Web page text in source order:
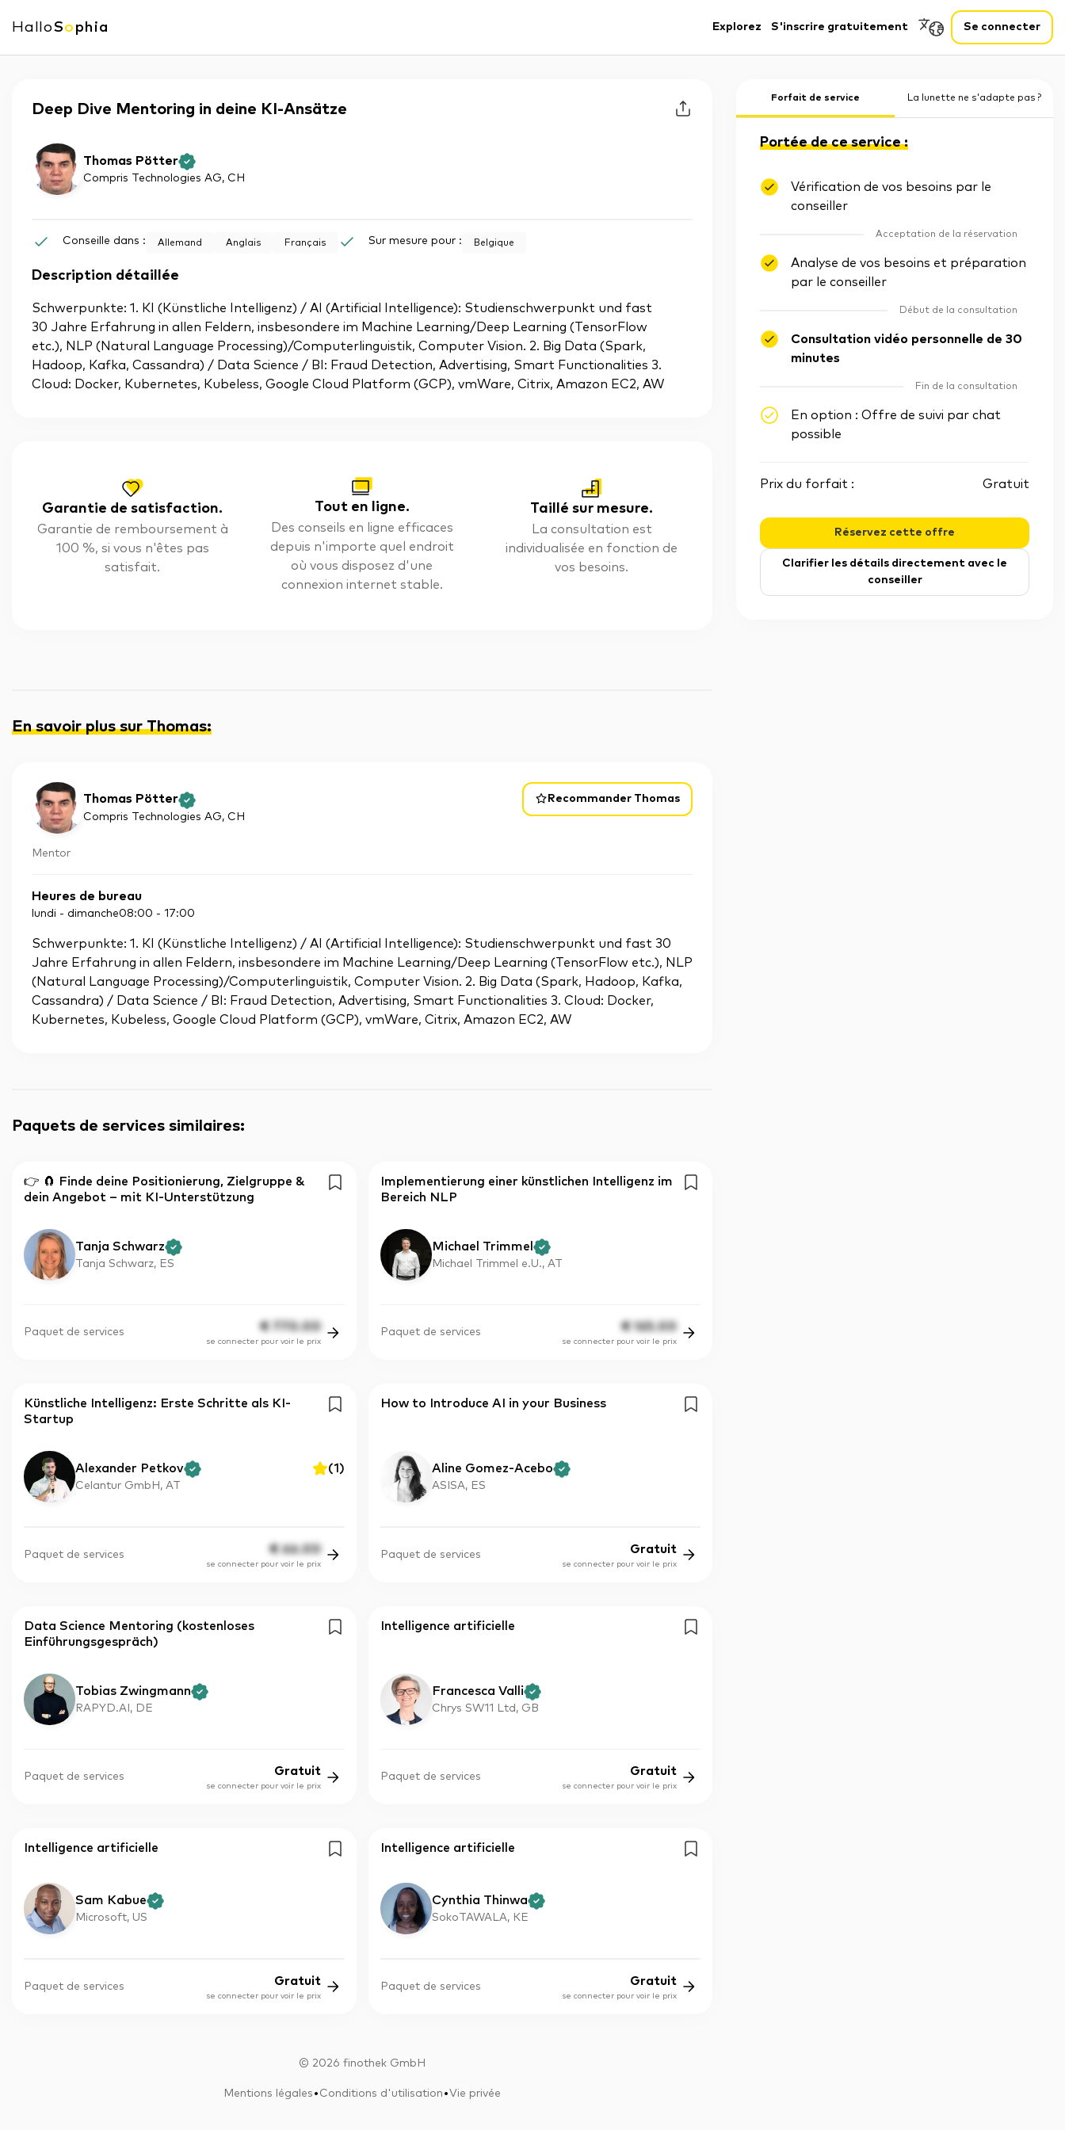
HalloSo phia Explorez S'inscrire gratuitement Se connecter
Deep Dive Mentoring in deine KI-Ansätze
Thomas Pötter
Compris Technologies AG, CH
Conseille dans : Allemand Anglais Français Sur mesure pour : Belgique
Description détaillée
Schwerpunkte: 1. KI (Künstliche Intelligenz) / AI (Artificial Intelligence): Studienschwerpunkt und fast
30 Jahre Erfahrung in allen Feldern, insbesondere im Machine Learning/Deep Learning (TensorFlow
etc.), NLP (Natural Language Processing)/Computerlinguistik, Computer Vision. 2. Big Data (Spark,
Hadoop, Kafka, Cassandra) / Data Science / BI: Fraud Detection, Advertising, Smart Functionalities 3.
Cloud: Docker, Kubernetes, Kubeless, Google Cloud Platform (GCP), vmWare, Citrix, Amazon EC2, AW
Garantie de satisfaction.
Garantie de remboursement à
100 %, si vous n'êtes pas
satisfait.
Tout en ligne.
Des conseils en ligne efficaces
depuis n'importe quel endroit
où vous disposez d'une
connexion internet stable.
Taillé sur mesure.
La consultation est
individualisée en fonction de
vos besoins.
En savoir plus sur Thomas:
Thomas Pötter
Compris Technologies AG, CH
Mentor
Heures de bureau
lundi - dimanche08:00 - 17:00
Recommander Thomas
Schwerpunkte: 1. KI (Künstliche Intelligenz) / AI (Artificial Intelligence): Studienschwerpunkt und fast 30
Jahre Erfahrung in allen Feldern, insbesondere im Machine Learning/Deep Learning (TensorFlow etc.), NLP
(Natural Language Processing)/Computerlinguistik, Computer Vision. 2. Big Data (Spark, Hadoop, Kafka,
Cassandra) / Data Science / BI: Fraud Detection, Advertising, Smart Functionalities 3. Cloud: Docker,
Kubernetes, Kubeless, Google Cloud Platform (GCP), vmWare, Citrix, Amazon EC2, AW
Paquets de services similaires:
👉 🧲 Finde deine Positionierung, Zielgruppe &
dein Angebot – mit KI-Unterstützung
Tanja Schwarz
Tanja Schwarz, ES
Paquet de services € 770.00
se connecter pour voir le prix
Implementierung einer künstlichen Intelligenz im
Bereich NLP
Michael Trimmel
Michael Trimmel e.U., AT
Paquet de services € 165.00
se connecter pour voir le prix
Künstliche Intelligenz: Erste Schritte als KI-
Startup
Alexander Petkov (1)
Celantur GmbH, AT
Paquet de services € 66.00
se connecter pour voir le prix
How to Introduce AI in your Business
Aline Gomez-Acebo
ASISA, ES
Paquet de services Gratuit
se connecter pour voir le prix
Data Science Mentoring (kostenloses
Einführungsgespräch)
Tobias Zwingmann
RAPYD.AI, DE
Paquet de services Gratuit
se connecter pour voir le prix
Intelligence artificielle
Francesca Valli
Chrys SW11 Ltd, GB
Paquet de services Gratuit
se connecter pour voir le prix
Intelligence artificielle
Sam Kabue
Microsoft, US
Paquet de services Gratuit
se connecter pour voir le prix
Intelligence artificielle
Cynthia Thinwa
SokoTAWALA, KE
Paquet de services Gratuit
se connecter pour voir le prix
© 2026 finothek GmbH
Mentions légales • Conditions d'utilisation •Vie privée
Forfait de service La lunette ne s'adapte pas ?
Portée de ce service :
Vérification de vos besoins par le
conseiller
Acceptation de la réservation
Analyse de vos besoins et préparation
par le conseiller
Début de la consultation
Consultation vidéo personnelle de 30
minutes
Fin de la consultation
En option : Offre de suivi par chat
possible
Prix du forfait : Gratuit
Réservez cette offre
Clarifier les détails directement avec le
conseiller